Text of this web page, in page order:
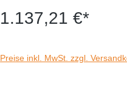
1.137,21 €*
Preise inkl. MwSt. zzgl.